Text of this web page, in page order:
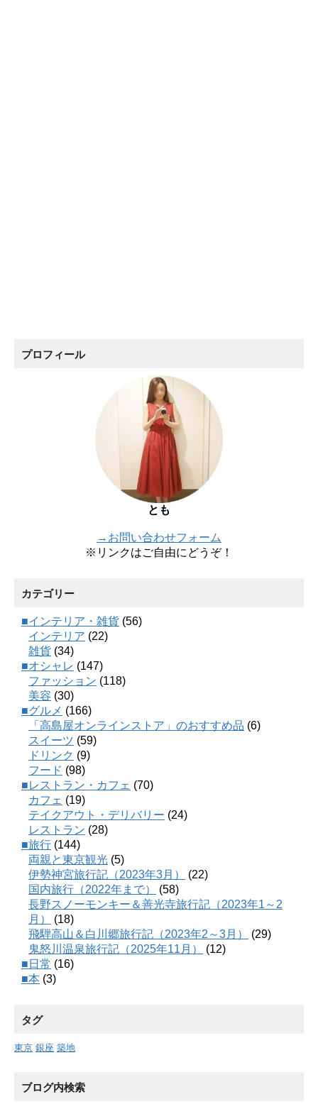
プロフィール
とも
→お問い合わせフォーム
※リンクはご自由にどうぞ！
カテゴリー
■インテリア・雑貨 (56)
インテリア (22)
雑貨 (34)
■オシャレ (147)
ファッション (118)
美容 (30)
■グルメ (166)
「高島屋オンラインストア」のおすすめ品 (6)
スイーツ (59)
ドリンク (9)
フード (98)
■レストラン・カフェ (70)
カフェ (19)
テイクアウト・デリバリー (24)
レストラン (28)
■旅行 (144)
両親と東京観光 (5)
伊勢神宮旅行記（2023年3月）
(22)
国内旅行（2022年まで）
(58)
長野スノーモンキー＆善光寺旅行記（2023年1～2
月）
(18)
飛騨高山＆白川郷旅行記（2023年2～3月）
(29)
鬼怒川温泉旅行記（2025年11月）
(12)
■日常 (16)
■本 (3)
タグ
東京 銀座 築地
ブログ内検索